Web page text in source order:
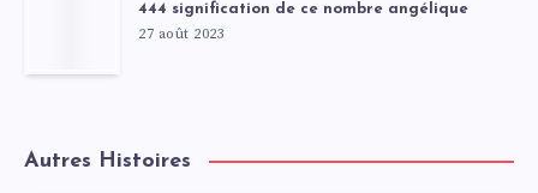
444 signification de ce nombre angélique
27 août 2023
Autres Histoires